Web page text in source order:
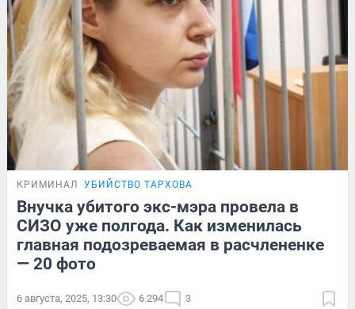
КРИМИНАЛ УБИЙСТВО ТАРХОВА
Внучка убитого экс-мэра провела в
СИЗО уже полгода. Как изменилась
главная подозреваемая в расчлененке
— 20 фото
6 августа, 2025, 13:30 6 294 3